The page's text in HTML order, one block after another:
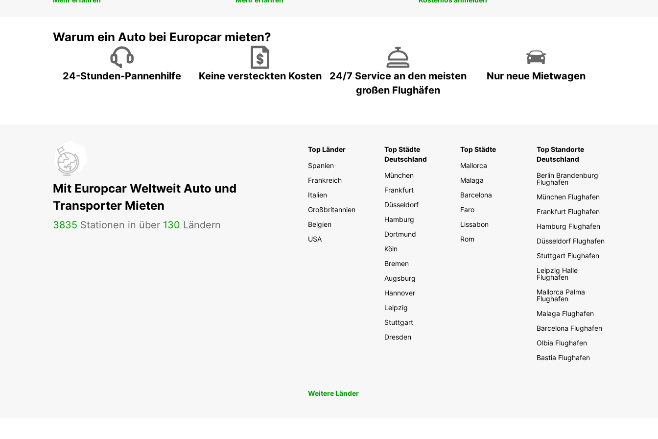
Warum ein Auto bei Europcar mieten?
24-Stunden-Pannenhilfe Keine versteckten Kosten
24/7 Service an den meisten
großen Flughäfen
Nur neue Mietwagen
Mit Europcar Weltweit Auto und
Transporter Mieten
3835 Stationen in über 130 Ländern
Top Länder
Spanien
Frankreich
Italien
Großbritannien
Belgien
USA
Top Städte
Deutschland
München
Frankfurt
Düsseldorf
Hamburg
Dortmund
Köln
Bremen
Augsburg
Hannover
Leipzig
Stuttgart
Dresden
Top Städte
Mallorca
Malaga
Barcelona
Faro
Lissabon
Rom
Top Standorte
Deutschland
Berlin Brandenburg
Flughafen
München Flughafen
Frankfurt Flughafen
Hamburg Flughafen
Düsseldorf Flughafen
Stuttgart Flughafen
Leipzig Halle
Flughafen
Mallorca Palma
Flughafen
Malaga Flughafen
Barcelona Flughafen
Olbia Flughafen
Bastia Flughafen
Weitere Länder